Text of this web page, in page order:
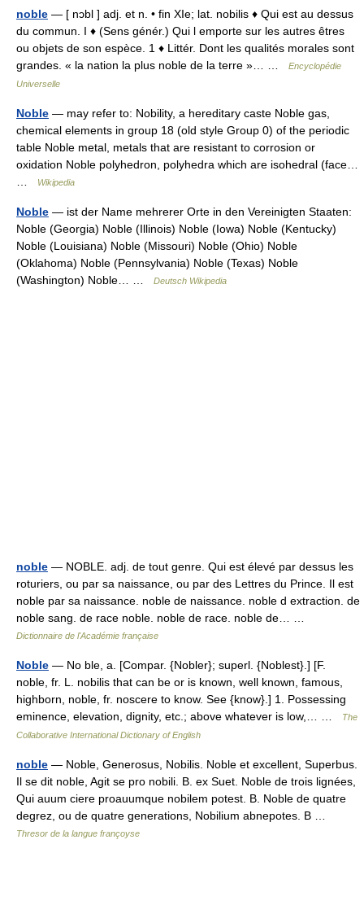
noble — [ nɔbl ] adj. et n. • fin XIe; lat. nobilis ♦ Qui est au dessus
du commun. I ♦ (Sens génér.) Qui l emporte sur les autres êtres
ou objets de son espèce. 1 ♦ Littér. Dont les qualités morales sont
grandes. « la nation la plus noble de la terre »… …
Encyclopédie
Universelle
Noble — may refer to: Nobility, a hereditary caste Noble gas,
chemical elements in group 18 (old style Group 0) of the periodic
table Noble metal, metals that are resistant to corrosion or
oxidation Noble polyhedron, polyhedra which are isohedral (face…
Wikipedia
Noble — ist der Name mehrerer Orte in den Vereinigten Staaten:
Noble (Georgia) Noble (Illinois) Noble (Iowa) Noble (Kentucky)
Noble (Louisiana) Noble (Missouri) Noble (Ohio) Noble
(Oklahoma) Noble (Pennsylvania) Noble (Texas) Noble
(Washington) Noble… …
Deutsch Wikipedia
noble — NOBLE. adj. de tout genre. Qui est élevé par dessus les
roturiers, ou par sa naissance, ou par des Lettres du Prince. Il est
noble par sa naissance. noble de naissance. noble d extraction. de
noble sang. de race noble. noble de race. noble de… …
Dictionnaire de l'Académie française
Noble — No ble, a. [Compar. {Nobler}; superl. {Noblest}.] [F.
noble, fr. L. nobilis that can be or is known, well known, famous,
highborn, noble, fr. noscere to know. See {know}.] 1. Possessing
eminence, elevation, dignity, etc.; above whatever is low,… …
The
Collaborative International Dictionary of English
noble — Noble, Generosus, Nobilis. Noble et excellent, Superbus.
Il se dit noble, Agit se pro nobili. B. ex Suet. Noble de trois lignées,
Qui auum ciere proauumque nobilem potest. B. Noble de quatre
degrez, ou de quatre generations, Nobilium abnepotes. B …
Thresor de la langue françoyse